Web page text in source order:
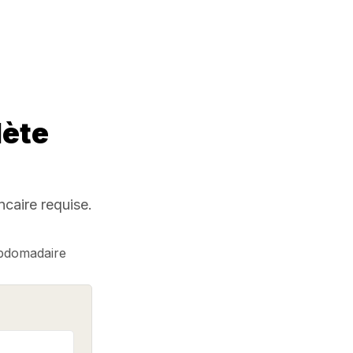
requise.